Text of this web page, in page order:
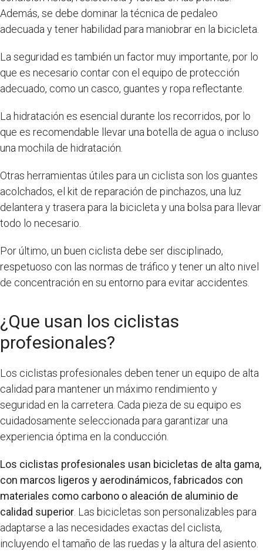
Además, se debe dominar la técnica de pedaleo
adecuada y tener habilidad para maniobrar en la bicicleta.
La seguridad es también un factor muy importante, por lo
que es necesario contar con el equipo de protección
adecuado, como un casco, guantes y ropa reflectante.
La hidratación es esencial durante los recorridos, por lo
que es recomendable llevar una botella de agua o incluso
una mochila de hidratación.
Otras herramientas útiles para un ciclista son los guantes
acolchados, el kit de reparación de pinchazos, una luz
delantera y trasera para la bicicleta y una bolsa para llevar
todo lo necesario.
Por último, un buen ciclista debe ser disciplinado,
respetuoso con las normas de tráfico y tener un alto nivel
de concentración en su entorno para evitar accidentes.
¿Que usan los ciclistas
profesionales?
Los ciclistas profesionales deben tener un equipo de alta
calidad para mantener un máximo rendimiento y
seguridad en la carretera. Cada pieza de su equipo es
cuidadosamente seleccionada para garantizar una
experiencia óptima en la conducción.
Los ciclistas profesionales usan bicicletas de alta gama,
con marcos ligeros y aerodinámicos, fabricados con
materiales como carbono o aleación de aluminio de
calidad superior . Las bicicletas son personalizables para
adaptarse a las necesidades exactas del ciclista,
incluyendo el tamaño de las ruedas y la altura del asiento.